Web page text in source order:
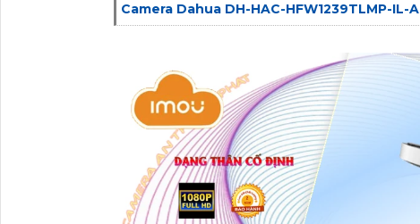
Camera Dahua DH-HAC-HFW1239TLMP-IL-A